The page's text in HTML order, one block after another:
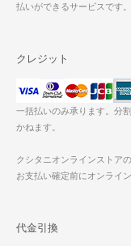
払いができるサービスです。
クレジット
一括払いのみ承ります。分
かねます。
クシタニオンラインストア
お支払い確定前にオンライ
代金引換